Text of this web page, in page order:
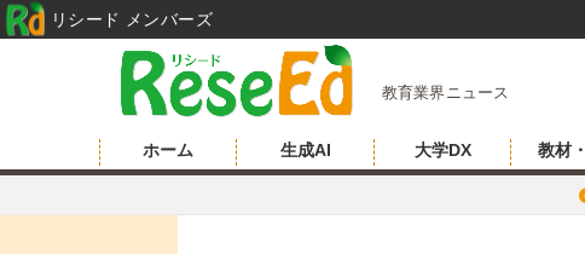
教育業界ニュース
ホーム 生成AI 大学DX 教材
リシード メンバーズ